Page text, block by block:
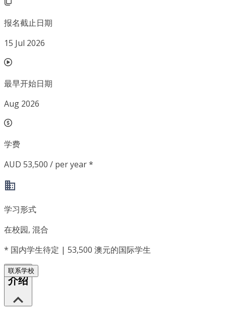
报名截止日期
15 Jul 2026
最早开始日期
Aug 2026
学费
AUD 53,500 / per year *
学习形式
在校园, 混合
* 国内学生待定 | 53,500 澳元的国际学生
联系学校
介绍